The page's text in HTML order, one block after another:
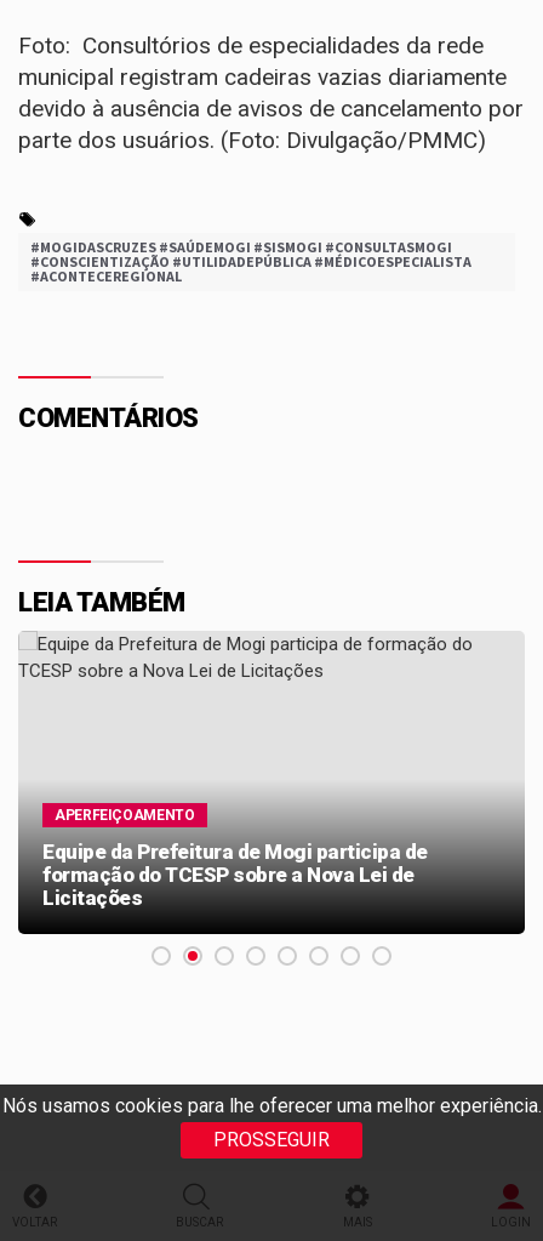
Nós usamos cookies para lhe oferecer uma melhor experiência.
PROSSEGUIR
Foto: Consultórios de especialidades da rede
municipal registram cadeiras vazias diariamente
devido à ausência de avisos de cancelamento por
parte dos usuários. (Foto: Divulgação/PMMC)
#MOGIDASCRUZES #SAÚDEMOGI #SISMOGI #CONSULTASMOGI
#CONSCIENTIZAÇÃO #UTILIDADEPÚBLICA #MÉDICOESPECIALISTA
#ACONTECEREGIONAL
COMENTÁRIOS
LEIA TAMBÉM
APERFEIÇOAMENTO
Equipe da Prefeitura de Mogi participa de
formação do TCESP sobre a Nova Lei de
Licitações
VOLTAR BUSCAR MAIS LOGIN